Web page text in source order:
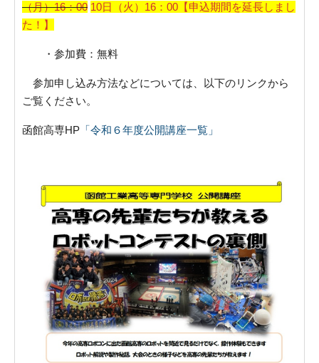
（月）16：00 10日（火）16：00【申込期間を延長しまし
た！】
・参加費：無料
参加申し込み方法などについては、以下のリンクから
ご覧ください。
函館高専HP 「令和６年度公開講座一覧」